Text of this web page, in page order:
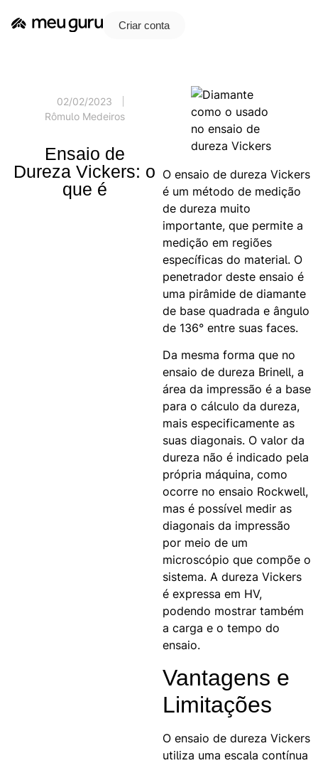
Criar conta
02/02/2023
Rômulo Medeiros
Ensaio de
Dureza Vickers: o
que é
O ensaio de dureza Vickers
é um método de medição
de dureza muito
importante, que permite a
medição em regiões
específicas do material. O
penetrador deste ensaio é
uma pirâmide de diamante
de base quadrada e ângulo
de 136° entre suas faces.
Da mesma forma que no
ensaio de dureza Brinell, a
área da impressão é a base
para o cálculo da dureza,
mais especificamente as
suas diagonais. O valor da
dureza não é indicado pela
própria máquina, como
ocorre no ensaio Rockwell,
mas é possível medir as
diagonais da impressão
por meio de um
microscópio que compõe o
sistema. A dureza Vickers
é expressa em HV,
podendo mostrar também
a carga e o tempo do
ensaio.
Vantagens e
Limitações
O ensaio de dureza Vickers
utiliza uma escala contínua